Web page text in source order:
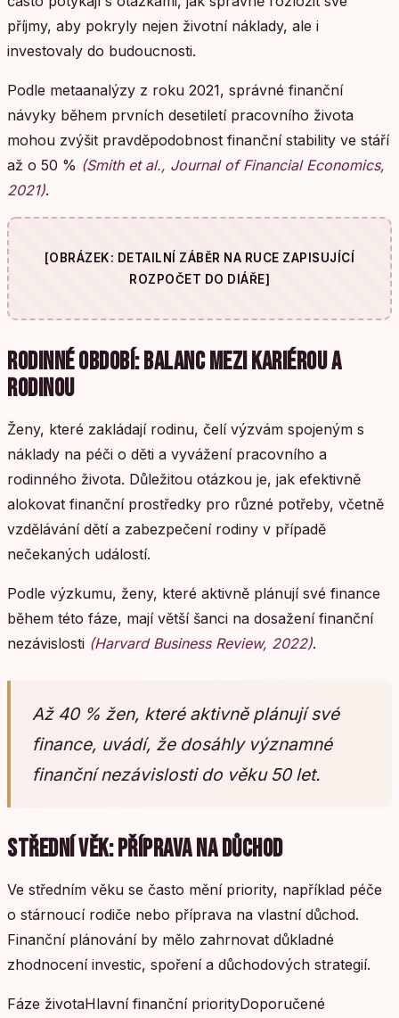
příjmy, aby pokryly nejen životní náklady, ale i
investovaly do budoucnosti.
Podle metaanalýzy z roku 2021, správné finanční
návyky během prvních desetiletí pracovního života
mohou zvýšit pravděpodobnost finanční stability ve stáří
až o 50 % (Smith et al., Journal of Financial Economics,
2021).
[OBRÁZEK: DETAILNÍ ZÁBĚR NA RUCE ZAPISUJÍCÍ
ROZPOČET DO DIÁŘE]
RODINNÉ OBDOBÍ: BALANC MEZI KARIÉROU A
RODINOU
Ženy, které zakládají rodinu, čelí výzvám spojeným s
náklady na péči o děti a vyvážení pracovního a
rodinného života. Důležitou otázkou je, jak efektivně
alokovat finanční prostředky pro různé potřeby, včetně
vzdělávání dětí a zabezpečení rodiny v případě
nečekaných událostí.
Podle výzkumu, ženy, které aktivně plánují své finance
během této fáze, mají větší šanci na dosažení finanční
nezávislosti (Harvard Business Review, 2022).
Až 40 % žen, které aktivně plánují své
finance, uvádí, že dosáhly významné
finanční nezávislosti do věku 50 let.
STŘEDNÍ VĚK: PŘÍPRAVA NA DŮCHOD
Ve středním věku se často mění priority, například péče
o stárnoucí rodiče nebo příprava na vlastní důchod.
Finanční plánování by mělo zahrnovat důkladné
zhodnocení investic, spoření a důchodových strategií.
Fáze životaHlavní finanční priorityDoporučené